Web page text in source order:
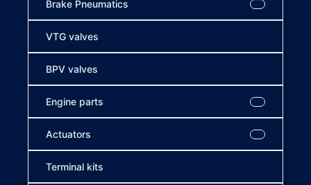
Brake Pneumatics
VTG valves
BPV valves
Engine parts
Actuators
Terminal kits